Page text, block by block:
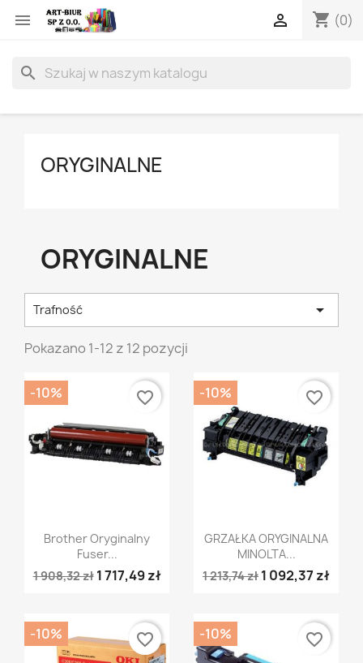
 shopping_cart (0)

search
ORYGINALNE
ORYGINALNE
Trafność 
Pokazano 1-12 z 12 pozycji
Szybki podgląd
Brother Oryginalny
Fuser...
1 908,32 zł 1 717,49 zł
-10% favorite_border
Szybki podgląd
GRZAŁKA ORYGINALNA
MINOLTA...
1 213,74 zł 1 092,37 zł
-10% favorite_border
-10% favorite_border -10% favorite_border